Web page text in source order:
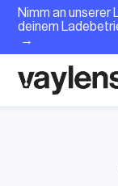
Nimm an unserer
deinem
→